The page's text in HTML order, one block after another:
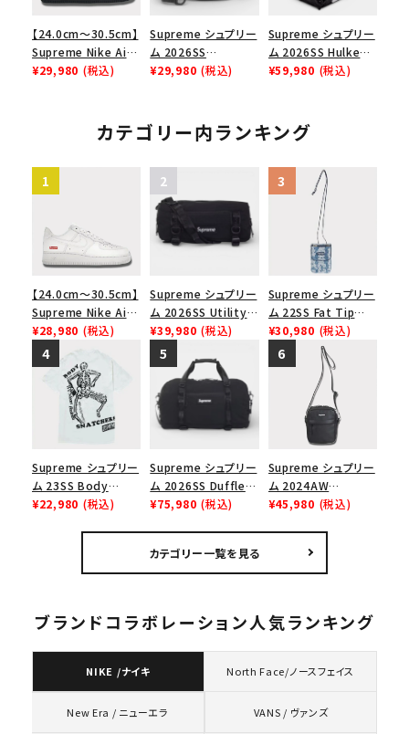
【24.0cm～30.5cm】
Supreme Nike Air
Force 1 Low シュプ
ューズ ブラック
¥29,980 (税込)
Supreme シュプリー
ム 2026SS
Shoulder Bag ショ
¥29,980 (税込)
Supreme シュプリー
ム 2026SS Hulken
Rolling Tote
ブラック
¥59,980 (税込)
カテゴリー内ランキング
【24.0cm～30.5cm】
Supreme Nike Air
Force 1 Low シュプ
リーム ナイキエアフォ
ース１スニーカー シ
ューズ ホワイト
¥28,980 (税込)
Supreme シュプリー
ム 2026SS Utility
Bag ユーティリティ
バッグ ブラック
¥39,980 (税込)
Supreme シュプリー
ム 22SS Fat Tip
Jacquard Denim
Neck Pouch ファット
チップジャガードデニ
ムネックポーチ ブル
¥30,980 (税込)
Supreme シュプリー
ム 23SS Body
Snatchers Tee ボ
¥22,980 (税込)
Supreme シュプリー
ム 2026SS Duffle
Bag ダッフルバッグ
¥75,980 (税込)
Supreme シュプリー
ム 2024AW
Leather Shoulder
¥45,980 (税込)
カテゴリー一覧を見る
ブランドコラボレーション人気ランキング
NIKE /ナイキ North Face/ノースフェイス
New Era / ニューエラ VANS / ヴァンズ